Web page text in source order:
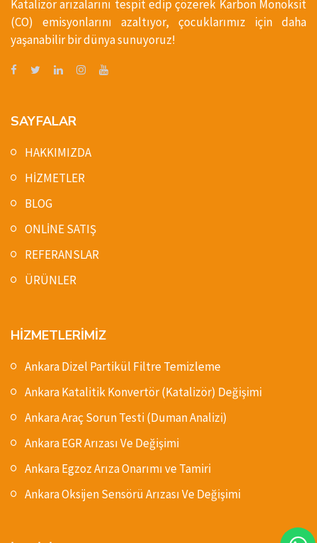
Katalizör arızalarını tespit edip çözerek Karbon Monoksit
(CO) emisyonlarını azaltıyor, çocuklarımız için daha
yaşanabilir bir dünya sunuyoruz!
SAYFALAR
HAKKIMIZDA
HİZMETLER
BLOG
ONLİNE SATIŞ
REFERANSLAR
ÜRÜNLER
HİZMETLERİMİZ
Ankara Dizel Partikül Filtre Temizleme
Ankara Katalitik Konvertör (Katalizör) Değişimi
Ankara Araç Sorun Testi (Duman Analizi)
Ankara EGR Arızası Ve Değişimi
Ankara Egzoz Arıza Onarımı ve Tamiri
Ankara Oksijen Sensörü Arızası Ve Değişimi